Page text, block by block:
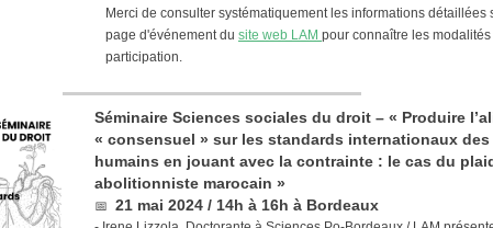
Merci de consulter systématiquement les informations détaillées
page d'événement du site web LAM pour connaître les modalités
participation.
Séminaire Sciences sociales du droit – « Produire
« consensuel » sur les standards internationaux
humains en jouant avec la contrainte : le cas du
abolitionniste marocain »
📅 21 mai 2024 / 14h à 16h à Bordeaux